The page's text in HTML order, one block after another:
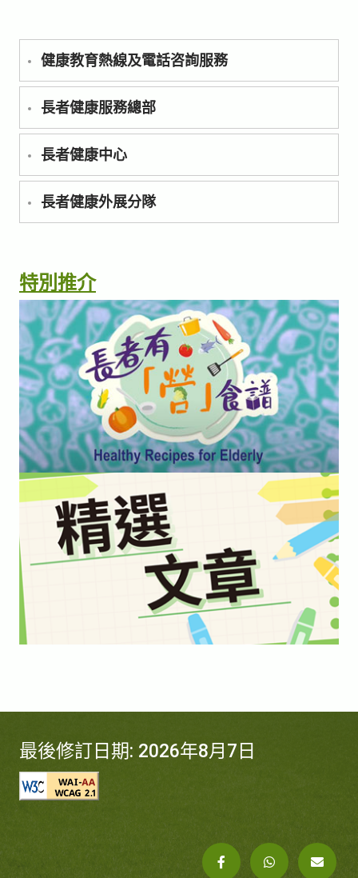
健康教育熱線及電話咨詢服務
長者健康服務總部
長者健康中心
長者健康外展分隊
特別推介
最後修訂日期: 2026年8月7日